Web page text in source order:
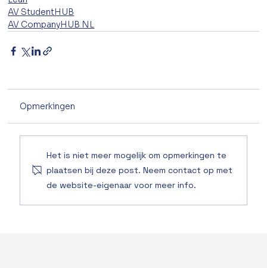
AV StudentHUB
AV CompanyHUB NL
Opmerkingen
Het is niet meer mogelijk om opmerkingen te
plaatsen bij deze post. Neem contact op met
de website-eigenaar voor meer info.